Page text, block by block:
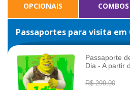
OPCIONAIS COMBOS
Passaportes para visita em
INFO
Passaporte
Dia - A partir
R$ 299,00